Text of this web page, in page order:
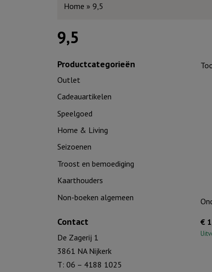
Home » 9,5
9,5
Productcategorieën
Outlet
Cadeauartikelen
Speelgoed
Home & Living
Seizoenen
Troost en bemoediging
Kaarthouders
Non-boeken algemeen
Contact
De Zagerij 1
3861 NA Nijkerk
T: 06 – 4188 1025
€